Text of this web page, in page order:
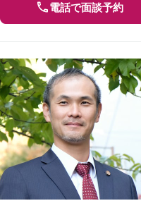
電話で面談予約